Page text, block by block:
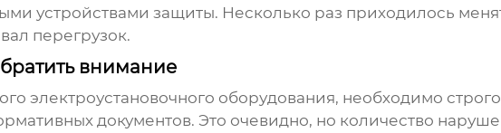
устройствами защиты. Несколько раз приходилось
перегрузок.
внимание
электроустановочного оборудования, необходимо
документов. Это очевидно, но количество